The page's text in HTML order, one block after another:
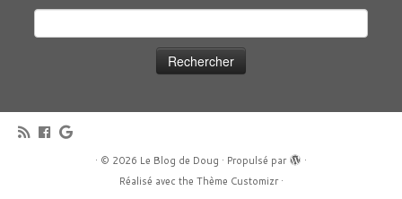
· © 2026 Le Blog de Doug · Propulsé par
·
Réalisé avec the Thème Customizr·